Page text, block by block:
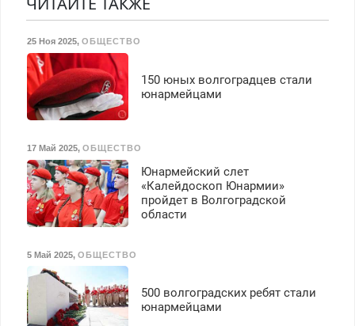
25 Ноя 2025, ОБЩЕСТВО
150 юных волгоградцев стали
юнармейцами
17 Май 2025, ОБЩЕСТВО
Юнармейский слет
«Калейдоскоп Юнармии»
пройдет в Волгоградской
области
5 Май 2025, ОБЩЕСТВО
500 волгоградских ребят стали
юнармейцами